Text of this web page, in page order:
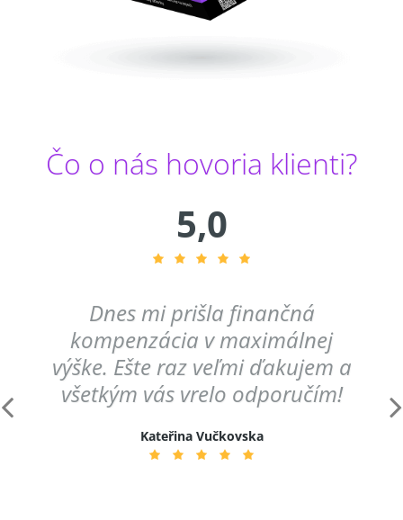
Čo o nás hovoria klienti?
5,0
Dnes mi prišla finančná
kompenzácia v maximálnej
výške. Ešte raz veľmi ďakujem a
všetkým vás vrelo odporučím!
Kateřina Vučkovska